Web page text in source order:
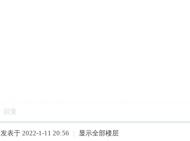
回复
发表于 2022-1-11 20:56 | 显示全部楼层